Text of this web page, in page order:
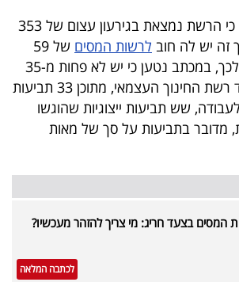
מאותם דוחות עולה כי הרשת נמצאת בגירעון עצום של 353
זה יש לה חוב לרשות המסים
של 59
מיליון שקל. בנוסף לכך, במכתב נטען כי יש לא פחות מ-35
תביעות פתוחות נגד רשת החינוך העצמאי, מתוכן 33 תביעות
שש תביעות ייצוגיות שהוגשו
מדובר בתביעות על סך של מאות
המסים בצעד חריג: מי צריך להזהר מעכשיו?
לכתבה המלאה